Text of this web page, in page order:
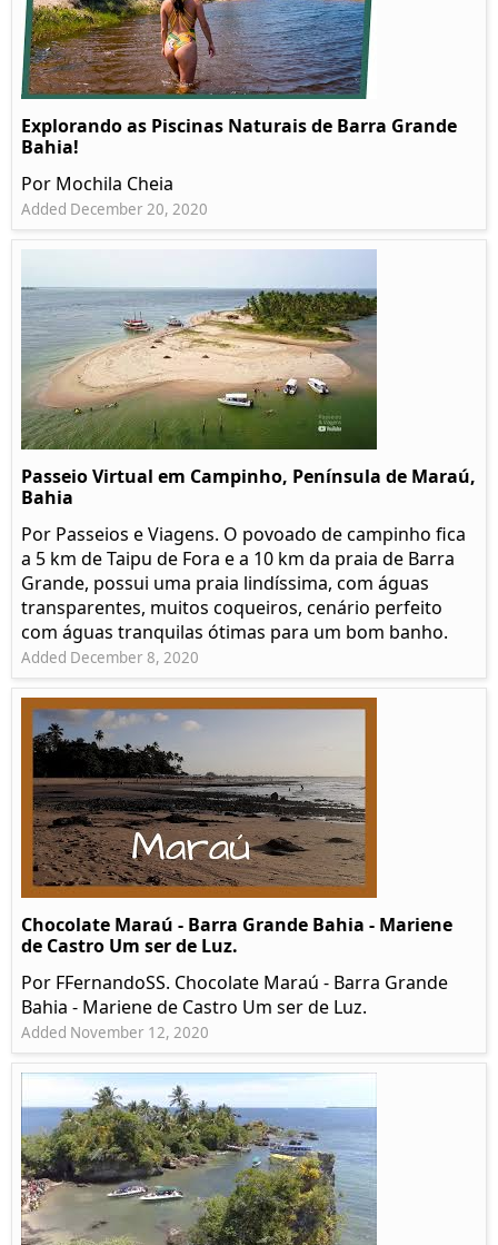
Explorando as Piscinas Naturais de Barra Grande
Bahia!
Por Mochila Cheia
Added December 20, 2020
Passeio Virtual em Campinho, Península de Maraú,
Bahia
Por Passeios e Viagens. O povoado de campinho fica
a 5 km de Taipu de Fora e a 10 km da praia de Barra
Grande, possui uma praia lindíssima, com águas
transparentes, muitos coqueiros, cenário perfeito
com águas tranquilas ótimas para um bom banho.
Added December 8, 2020
Chocolate Maraú - Barra Grande Bahia - Mariene
de Castro Um ser de Luz.
Por FFernandoSS. Chocolate Maraú - Barra Grande
Bahia - Mariene de Castro Um ser de Luz.
Added November 12, 2020